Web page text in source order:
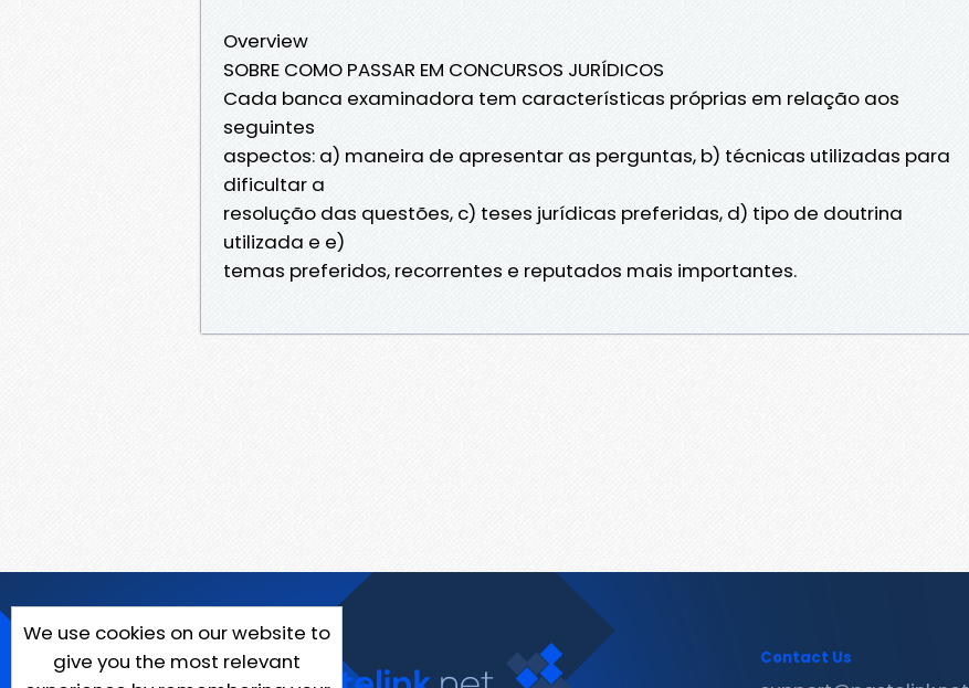
Overview
SOBRE COMO PASSAR EM CONCURSOS JURÍDICOS
Cada banca examinadora tem características próprias em relação aos
seguintes
aspectos: a) maneira de apresentar as perguntas, b) técnicas utilizadas para
dificultar a
resolução das questões, c) teses jurídicas preferidas, d) tipo de doutrina
utilizada e e)
temas preferidos, recorrentes e reputados mais importantes.
We use cookies on our website to
give you the most relevant
Contact Us